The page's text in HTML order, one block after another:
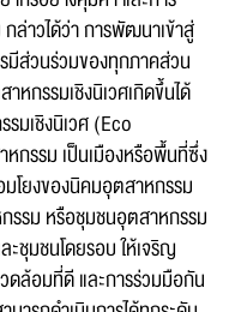
ล่าวได้ว่า การพัฒนาเข้าสู่
มีส่วนร่วมของทุกภาคส่วน
กรรมเชิงนิเวศเกิดขึ้นได้
เชิงนิเวศ (Eco
กรรม เป็นเมืองหรือพื้นที่ซึ่ง
โยงของนิคมอุตสาหกรรม
รรม หรือชุมชนอุตสาหกรรม
ชุมชนโดยรอบ ให้เจริญ
ดล้อมที่ดี และการร่วมมือกัน